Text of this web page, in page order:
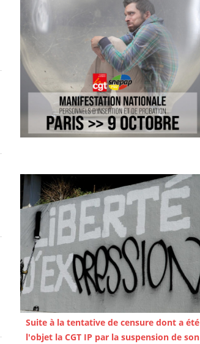
Suite à la tentative de censure dont a été
l'objet la CGT IP par la suspension de son